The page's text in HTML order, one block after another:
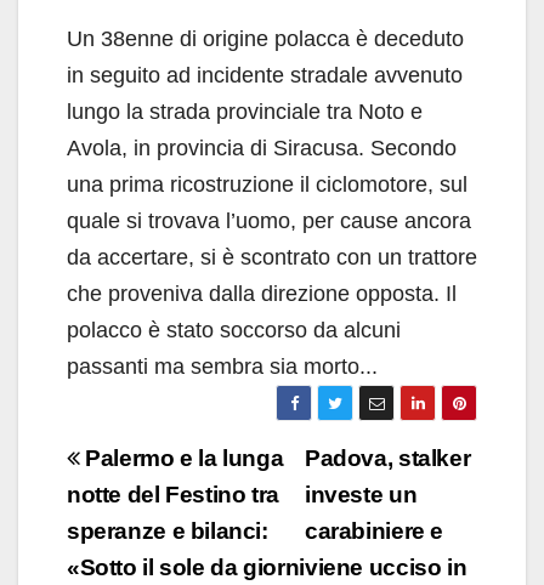
Un 38enne di origine polacca è deceduto
in seguito ad incidente stradale avvenuto
lungo la strada provinciale tra Noto e
Avola, in provincia di Siracusa. Secondo
una prima ricostruzione il ciclomotore, sul
quale si trovava l’uomo, per cause ancora
da accertare, si è scontrato con un trattore
che proveniva dalla direzione opposta. Il
polacco è stato soccorso da alcuni
passanti ma sembra sia morto...
Navigazione
articoli
Padova, stalker
investe un
carabiniere e
viene ucciso in
Palermo e la lunga
notte del Festino tra
speranze e bilanci:
«Sotto il sole da giorni